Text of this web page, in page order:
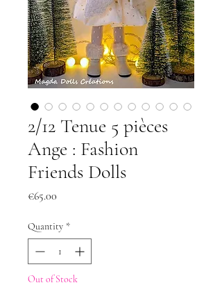
2/12 Tenue 5 pièces
Ange : Fashion
Friends Dolls
€65.00
Quantity *
Out of Stock